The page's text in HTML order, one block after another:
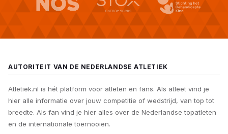
AUTORITEIT VAN DE NEDERLANDSE ATLETIEK
Atletiek.nl is hét platform voor atleten en fans. Als atleet vind je
hier alle informatie over jouw competitie of wedstrijd, van top tot
breedte. Als fan vind je hier alles over de Nederlandse topatleten
en de internationale toernooien.